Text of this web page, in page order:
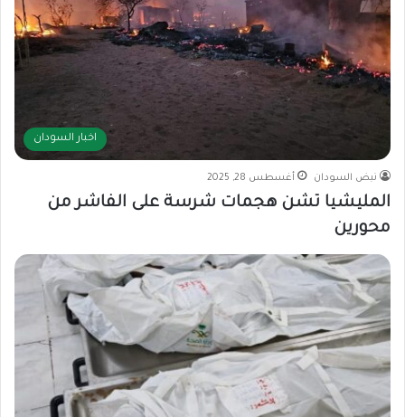
اخبار السودان
نبض السودان أغسطس 28, 2025
المليشيا تشن هجمات شرسة على الفاشر من
محورين